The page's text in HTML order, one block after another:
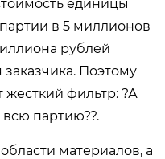
единицы
в 5 миллионов
рублей
Поэтому
фильтр: ?А
всю партию??.
материалов, а